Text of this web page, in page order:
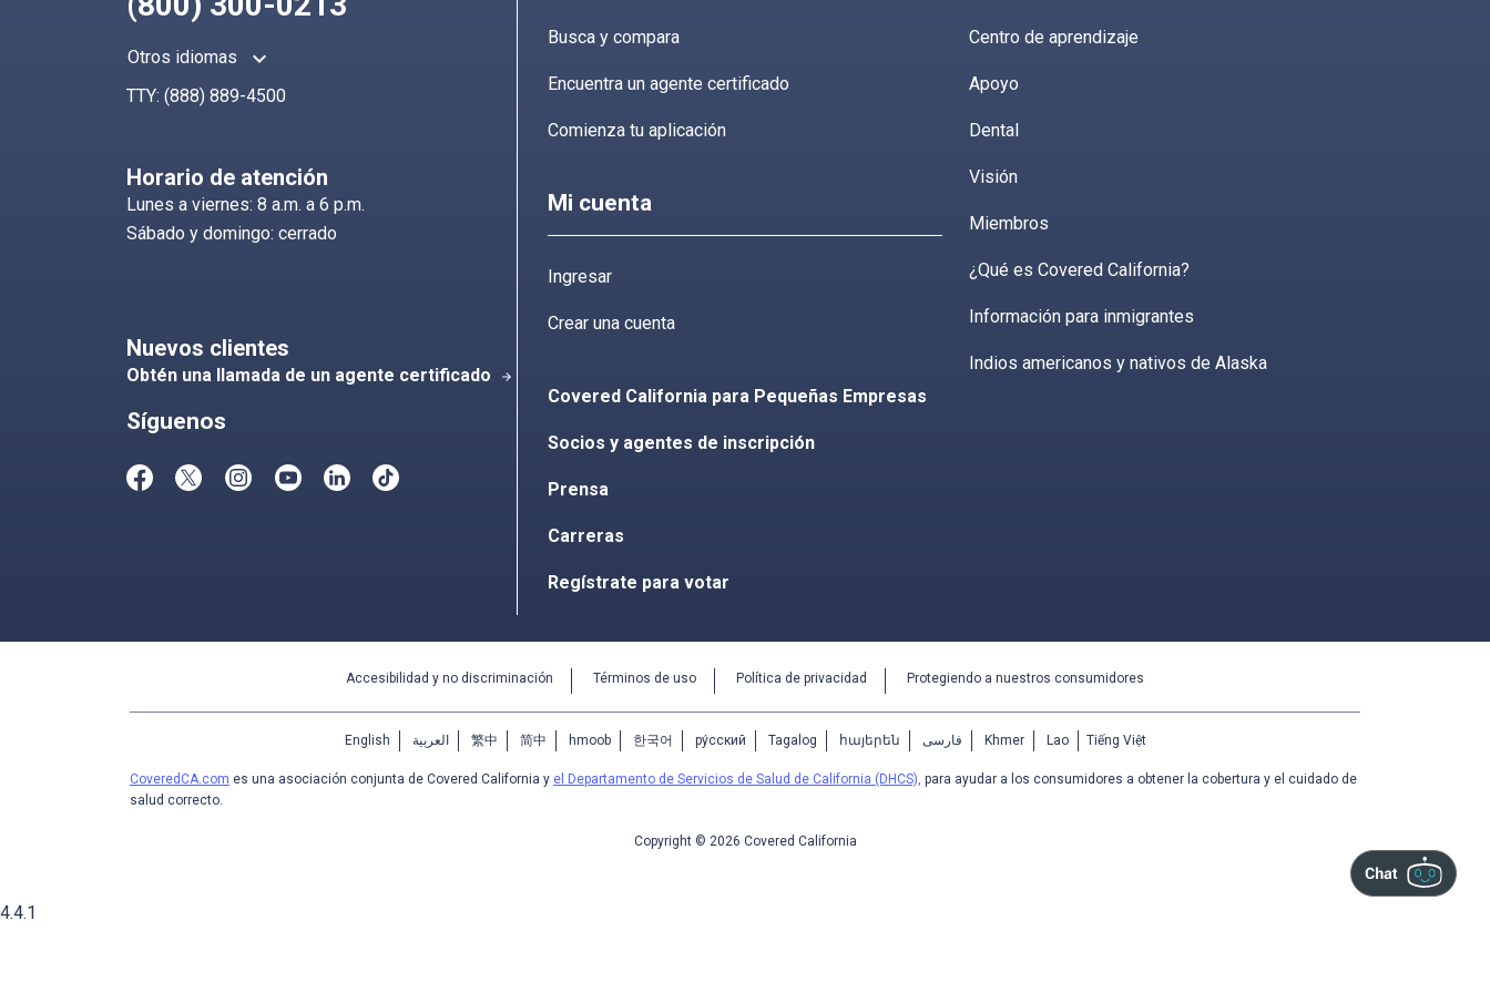
Otros idiomas keyboard_arrow_up
TTY: (888) 889-4500
Horario de atención
Lunes a viernes: 8 a.m. a 6 p.m.
Sábado y domingo: cerrado
Nuevos clientes
Obtén una llamada de un agente certificado arrow_forward
Síguenos
Busca y compara
Encuentra un agente certificado
Comienza tu aplicación
Mi cuenta
Ingresar
Crear una cuenta
Covered California para Pequeñas Empresas
Socios y agentes de inscripción
Prensa
Carreras
Regístrate para votar
Centro de aprendizaje
Apoyo
Dental
Visión
Miembros
¿Qué es Covered California?
Información para inmigrantes
Indios americanos y nativos de Alaska
Accesibilidad y no discriminación Términos de uso Política de privacidad Protegiendo a nuestros consumidores
English العربية 繁中 简中 hmoob 한국어 ру́сский Tagalog հայերեն فارسی Khmer Lao Tiếng Việt
CoveredCA.com es una asociación conjunta de Covered California y el Departamento de Servicios de Salud de California (DHCS), para ayudar a los consumidores a obtener la cobertura y el cuidado de
salud correcto.
Copyright © 2026 Covered California
4.4.1